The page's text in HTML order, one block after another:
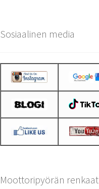
Sosiaalinen media
Moottoripyörän renkaat